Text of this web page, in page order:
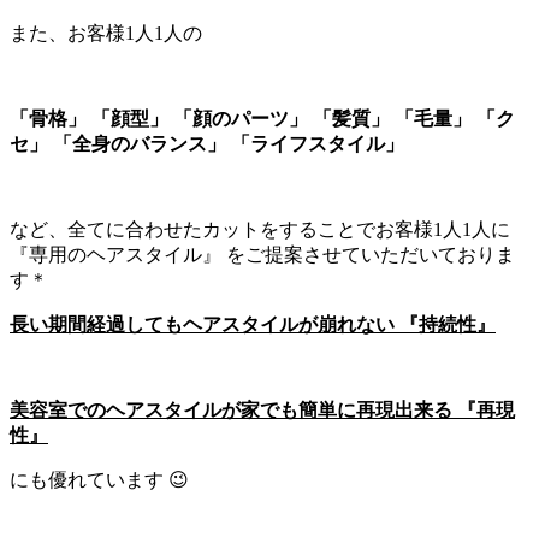
また、お客様1人1人の
「骨格」 「顔型」 「顔のパーツ」 「髪質」 「毛量」 「ク
セ」 「全身のバランス」 「ライフスタイル」
など、全てに合わせたカットをすることでお客様1人1人に
『専用のヘアスタイル』 をご提案させていただいておりま
す＊
長い期間経過してもヘアスタイルが崩れない 『持続性』
美容室でのヘアスタイルが家でも簡単に再現出来る 『再現
性』
にも優れています 😉